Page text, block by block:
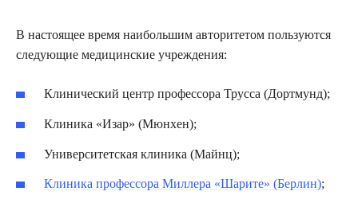
В настоящее время наибольшим авторитетом пользуются
следующие медицинские учреждения:
Клинический центр профессора Трусса (Дортмунд);
Клиника «Изар» (Мюнхен);
Университетская клиника (Майнц);
Клиника профессора Миллера «Шарите» (Берлин);